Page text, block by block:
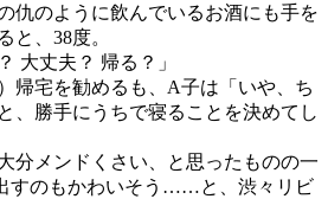
仇のように飲んでいるお酒にも手を
と、38度。
大丈夫？ 帰る？」
帰宅を勧めるも、A子は「いや、ち
勝手にうちで寝ることを決めてし
分メンドくさい、と思ったものの一
すのもかわいそう……と、渋々リビ